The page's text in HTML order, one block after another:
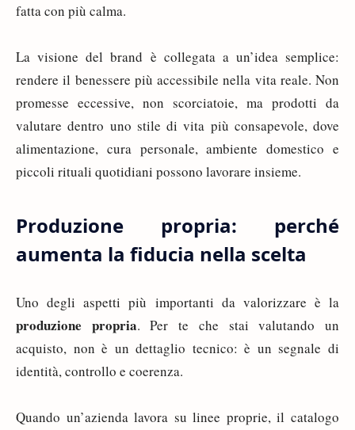
fatta con più calma.
La visione del brand è collegata a un’idea semplice:
rendere il benessere più accessibile nella vita reale. Non
promesse eccessive, non scorciatoie, ma prodotti da
valutare dentro uno stile di vita più consapevole, dove
alimentazione, cura personale, ambiente domestico e
piccoli rituali quotidiani possono lavorare insieme.
Produzione propria: perché
aumenta la fiducia nella scelta
Uno degli aspetti più importanti da valorizzare è la
produzione propria. Per te che stai valutando un
acquisto, non è un dettaglio tecnico: è un segnale di
identità, controllo e coerenza.
Quando un’azienda lavora su linee proprie, il catalogo